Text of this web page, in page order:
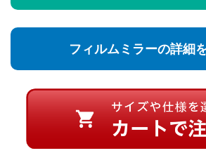
フィルムミラーの詳細